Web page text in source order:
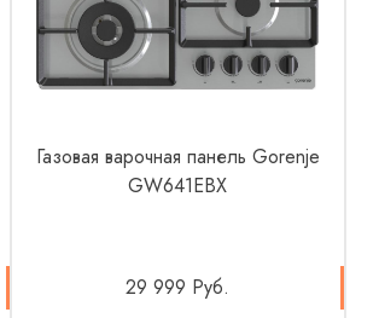
Газовая варочная панель Gorenje
GW641EBX
29 999 Руб.